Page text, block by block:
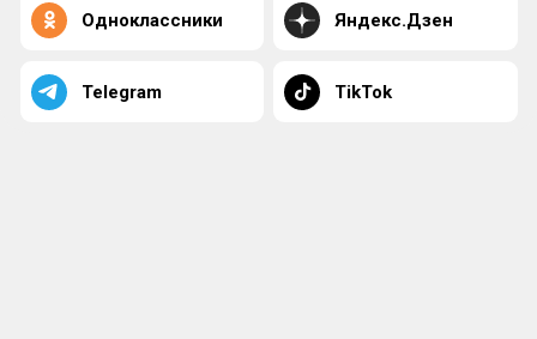
Одноклассники Яндекс.Дзен
Telegram TikTok